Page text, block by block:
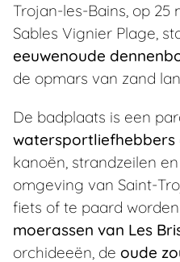
Trojan-les-Bains, op 25
Sables Vignier Plage,
eeuwenoude
de opmars van zand
De badplaats is een
watersportliefhebbers
kanoën, strandzeilen en
omgeving van Saint-
fiets of te paard
moerassen van Les
orchideeën, de oude